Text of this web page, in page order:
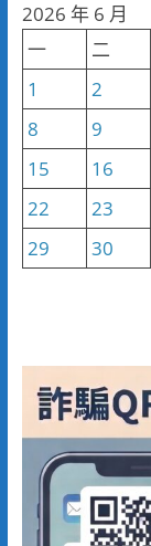
類
2026 年 6 月
一
二
1
2
8
9
15
16
22
23
29
30